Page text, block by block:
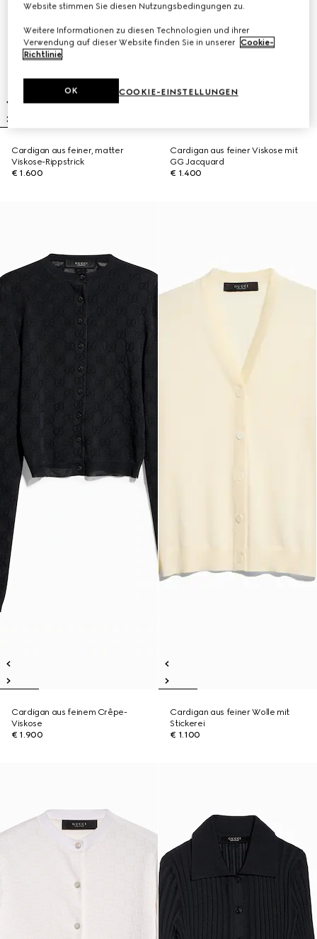
Cardigan aus feiner, matter
Viskose-Rippstrick
€ 1.600
Cardigan aus feiner Viskose mit
GG Jacquard
€ 1.400
Cardigan aus feinem Crêpe-
Viskose
€ 1.900
Cardigan aus feiner Wolle mit
Stickerei
€ 1.100
Website stimmen Sie diesen Nutzungsbedingungen zu.
Weitere Informationen zu diesen Technologien und ihrer
Verwendung auf dieser Website finden Sie in unserer Cookie-
Richtlinie.
COOKIE-EINSTELLUNGEN
OK